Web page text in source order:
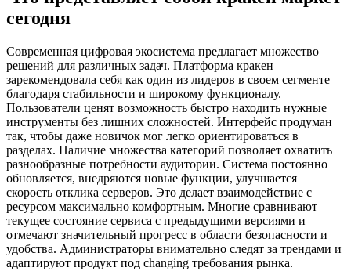
сегодня
Современная цифровая экосистема предлагает множество
решений для различных задач. Платформа кракен
зарекомендовала себя как один из лидеров в своем сегменте
благодаря стабильности и широкому функционалу.
Пользователи ценят возможность быстро находить нужные
инструменты без лишних сложностей. Интерфейс продуман
так, чтобы даже новичок мог легко ориентироваться в
разделах. Наличие множества категорий позволяет охватить
разнообразные потребности аудитории. Система постоянно
обновляется, внедряются новые функции, улучшается
скорость отклика серверов. Это делает взаимодействие с
ресурсом максимально комфортным. Многие сравнивают
текущее состояние сервиса с предыдущими версиями и
отмечают значительный прогресс в области безопасности и
удобства. Администраторы внимательно следят за трендами и
адаптируют продукт под changing требования рынка.